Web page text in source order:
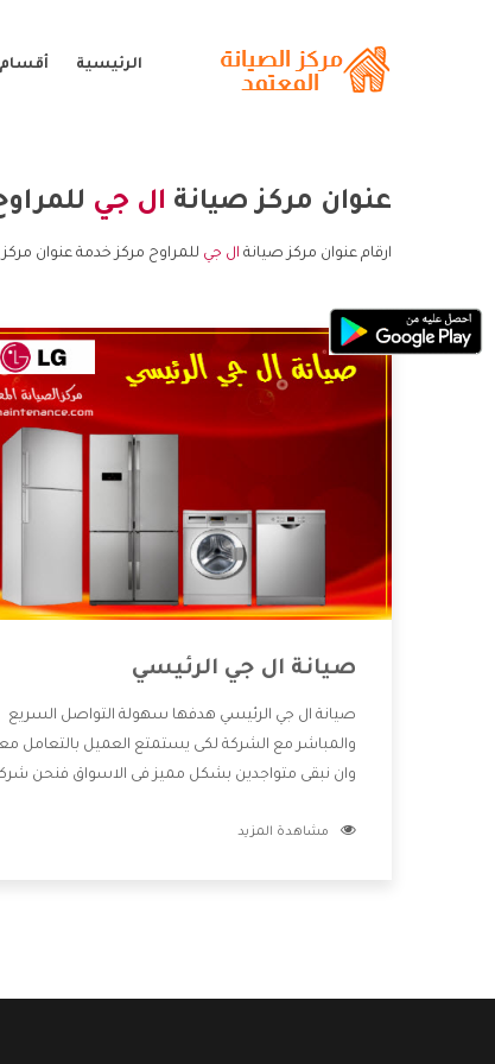
الرئيسية
عنوان مركز صيانة ال جي
ارقام عنوان مركز صيانة ال جي للمراوح مركز خدمة عنوان
صيانة ال جي الرئيسي
صيانة ال جي الرئيسي هدفها سهولة التواصل السريع
والمباشر مع الشركة لكى يستمتع العميل بالتعامل
وان نبقى متواجدين بشكل مميز فى الاسواق فنحن
بالخدمات التى تنفرد الشركة بها والتى تكون منها خدمة
مشاهدة المزيد